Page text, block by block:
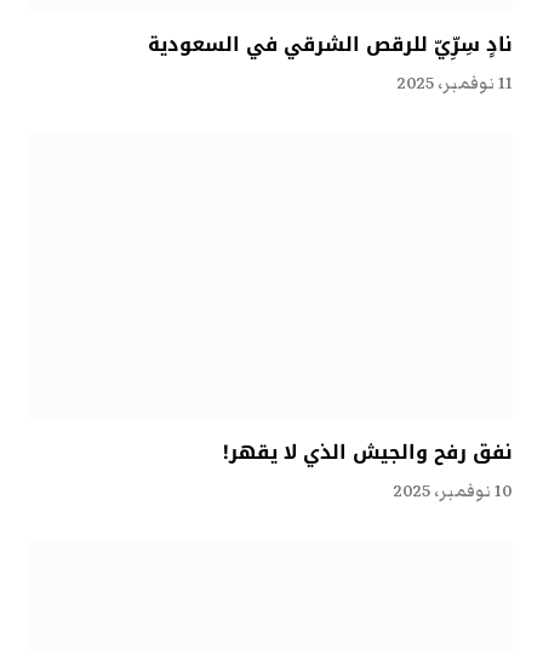
نادٍ سِرِّيّ للرقص الشرقي في السعودية
11 نوفمبر، 2025
نفق رفح والجيش الذي لا يقهر!
10 نوفمبر، 2025